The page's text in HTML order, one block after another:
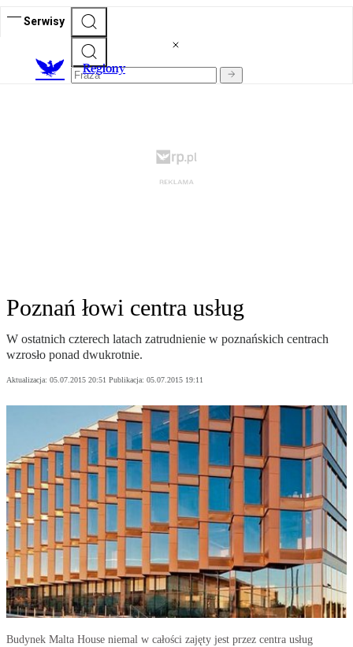
Serwisy
Regiony
Poznań łowi centra usług
W ostatnich czterech latach zatrudnienie w poznańskich centrach
wzrosło ponad dwukrotnie.
Aktualizacja: 05.07.2015 20:51 Publikacja: 05.07.2015 19:11
Budynek Malta House niemal w całości zajęty jest przez centra usług